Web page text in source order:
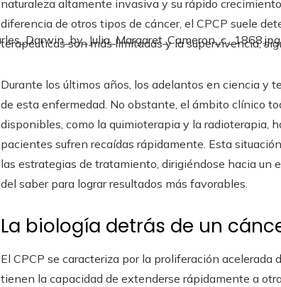
naturaleza altamente invasiva y su rápido
diferencia de otros tipos de cáncer, el CPCP suele
terapéuticas son más limitadas y la supervivencia,
Durante los últimos años, los adelantos en ciencia y
de esta enfermedad. No obstante, el ámbito clínico
disponibles, como la quimioterapia y la radioterapia,
pacientes sufren recaídas rápidamente. Esta
las estrategias de tratamiento, dirigiéndose hacia un
del saber para lograr resultados más favorables.
La biología detrás de un
El CPCP se caracteriza por la proliferación
tienen la capacidad de extenderse rápidamente a